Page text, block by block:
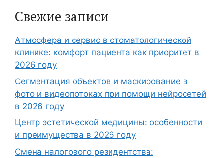
Свежие записи
Атмосфера и сервис в стоматологической
клинике: комфорт пациента как приоритет в
2026 году
Сегментация объектов и маскирование в
фото и видеопотоках при помощи нейросетей
в 2026 году
Центр эстетической медицины: особенности
и преимущества в 2026 году
Смена налогового резидентства: